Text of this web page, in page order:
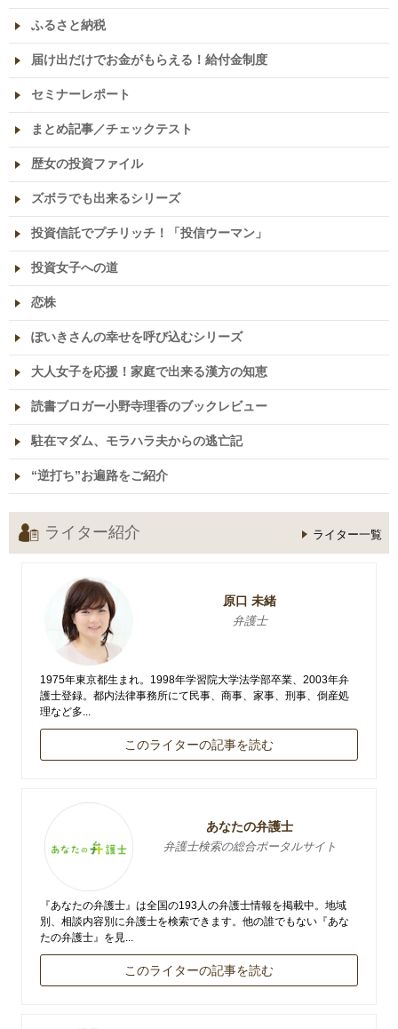
ふるさと納税
届け出だけでお金がもらえる！給付金制度
セミナーレポート
まとめ記事／チェックテスト
歴女の投資ファイル
ズボラでも出来るシリーズ
投資信託でプチリッチ！「投信ウーマン」
投資女子への道
恋株
ぽいきさんの幸せを呼び込むシリーズ
大人女子を応援！家庭で出来る漢方の知恵
読書ブロガー小野寺理香のブックレビュー
駐在マダム、モラハラ夫からの逃亡記
“逆打ち”お遍路をご紹介
ライター紹介 ライター一覧
原口 未緒
弁護士
1975年東京都生まれ。1998年学習院大学法学部卒業、2003年弁
護士登録。都内法律事務所にて民事、商事、家事、刑事、倒産処
理など多...
このライターの記事を読む
あなたの弁護士
弁護士検索の総合ポータルサイト
『あなたの弁護士』は全国の193人の弁護士情報を掲載中。地域
別、相談内容別に弁護士を検索できます。他の誰でもない『あな
たの弁護士』を見...
このライターの記事を読む